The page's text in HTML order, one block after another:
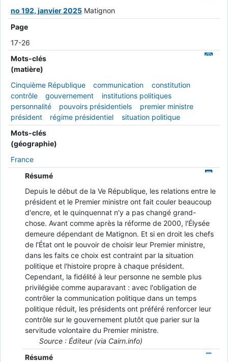
no 192, janvier 2025 Matignon
Page
17-26
Mots-clés
(matière)
Cinquième République
communication
constitution
contrôle
gouvernement
institutions politiques
personnalité
pouvoirs présidentiels
premier ministre
président
régime présidentiel
situation politique
Mots-clés
(géographie)
France
Résumé
Depuis le début de la Ve République, les relations entre le
président et le Premier ministre ont fait couler beaucoup
d'encre, et le quinquennat n'y a pas changé grand-
chose. Avant comme après la réforme de 2000, l'Élysée
demeure dépendant de Matignon. Et si en droit les chefs
de l'État ont le pouvoir de choisir leur Premier ministre,
dans les faits ce choix est contraint par la situation
politique et l'histoire propre à chaque président.
Cependant, la fidélité à leur personne ne semble plus
privilégiée comme auparavant : avec l'obligation de
contrôler la communication politique dans un temps
politique réduit, les présidents ont préféré renforcer leur
contrôle sur le gouvernement plutôt que parier sur la
servitude volontaire du Premier ministre.
Source : Éditeur (via Cairn.info)
Résumé